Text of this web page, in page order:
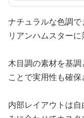
ナチュラルな色調
リアンハムスターに
木目調の素材を基
ことで実用性も確保
内部レイアウトは